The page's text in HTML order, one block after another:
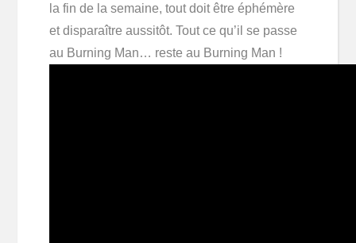
la fin de la semaine, tout doit être éphémère
et disparaître aussitôt. Tout ce qu’il se passe
au Burning Man… reste au Burning Man !